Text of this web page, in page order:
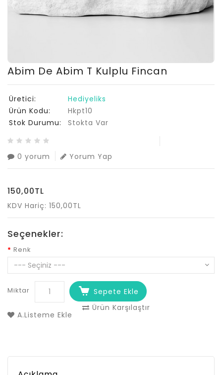
Abim De Abim T Kulplu Fincan
Üretici:
Hediyeliks
Ürün Kodu:
Hkpt10
Stok Durumu:
Stokta Var
0 yorum Yorum Yap
150,00TL
KDV Hariç: 150,00TL
Seçenekler:
Renk
Miktar Sepete Ekle
A.Listeme Ekle
Ürün Karşılaştır